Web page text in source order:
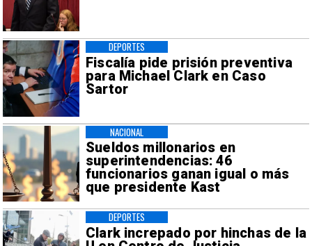
Fiscalía pide prisión preventiva
para Michael Clark en Caso
Sartor
DEPORTES
Sueldos millonarios en
superintendencias: 46
funcionarios ganan igual o más
que presidente Kast
NACIONAL
Clark increpado por hinchas de la
DEPORTES